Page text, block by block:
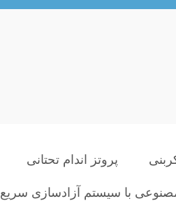
پروتز اندام تحتانی
با سیستم آزادسازی سریع